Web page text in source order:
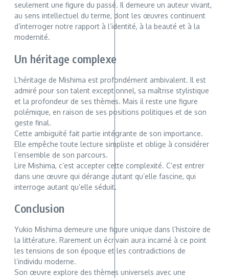
seulement une figure du passé. Il demeure un auteur vivant,
au sens intellectuel du terme, dont les œuvres continuent
d’interroger notre rapport à l’identité, à la beauté et à la
modernité.
Un héritage complexe
L’héritage de Mishima est profondément ambivalent. Il est
admiré pour son talent exceptionnel, sa maîtrise stylistique
et la profondeur de ses thèmes. Mais il reste une figure
polémique, en raison de ses positions politiques et de son
geste final.
Cette ambiguïté fait partie intégrante de son importance.
Elle empêche toute lecture simpliste et oblige à considérer
l’ensemble de son parcours.
Lire Mishima, c’est accepter cette complexité. C’est entrer
dans une œuvre qui dérange autant qu’elle fascine, qui
interroge autant qu’elle séduit.
Conclusion
Yukio Mishima demeure une figure unique dans l’histoire de
la littérature. Rarement un écrivain aura incarné à ce point
les tensions de son époque et les contradictions de
l’individu moderne.
Son œuvre explore des thèmes universels avec une